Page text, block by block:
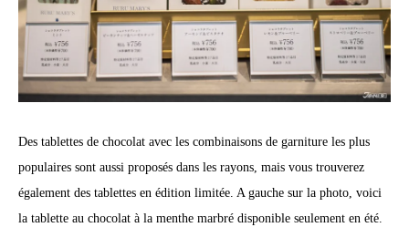
Des tablettes de chocolat avec les combinaisons de garniture les plus
populaires sont aussi proposés dans les rayons, mais vous trouverez
également des tablettes en édition limitée. A gauche sur la photo, voici
la tablette au chocolat à la menthe marbré disponible seulement en été.